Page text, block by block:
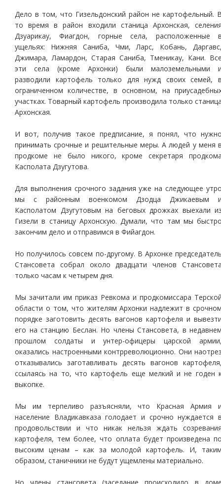
Дело в том, что Гизельдонский район не картофельный.
то время в район входили станица Архонская,
Дзуарикау, Фиагдон, горные села, расположенные
ущельях: Нижняя Саниба, Чми, Ларс, Кобань,
Джимара, Ламардон, Старая Саниба, Тменикау, Кани.
эти села (кроме Архонки) были малоземельными
разводили картофель только для нужд своих семей,
ограниченном количестве, в основном, на
участках. Товарный картофель производила только
Архонская.
И вот, получив такое предписание, я понял, что
принимать срочные и решительные меры. А людей у меня
продкоме не было никого, кроме секретаря
Касполата Дзугутова.
Для выполнения срочного задания уже на следующее
мы с районным военкомом Дзодца Джикаевым
Касполатом Дзугутовым на беговых дрожках выехали
Гизели в станицу Архонскую. Думали, что там мы
закончим дело и отправимся в Фийагдон.
Но получилось совсем по-другому. В Архонке
Стансовета собрал около двадцати членов
только часам к четырем дня.
Мы зачитали им приказ Ревкома и продкомиссара
области о том, что жителям Архонки надлежит в
порядке заготовить десять вагонов картофеля и
его на станцию Беслан. Но члены Стансовета, в
прошлом солдаты и унтер-офицеры царской
оказались настроенными контрреволюционно. Они
отказывались заготавливать десять вагонов
ссылаясь на то, что картофель еще мелкий и не годен
выкопке.
Мы им терпеливо разъясняли, что Красная Армия
население Владикавказа голодает и срочно нуждается
продовольствии и что никак нельзя ждать
картофеля, тем более, что оплата будет произведена
высоким ценам – как за молодой картофель. И,
образом, станичники не будут ущемлены материально.